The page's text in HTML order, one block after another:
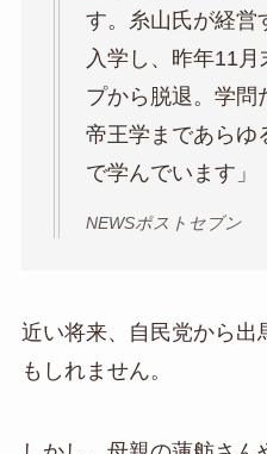
す。糸山氏が経営
入学し、昨年11
プから脱退。学問
帝王学まであらゆ
で学んでいます」
NEWSポストセブン
近い将来、自民党から出
もしれません。